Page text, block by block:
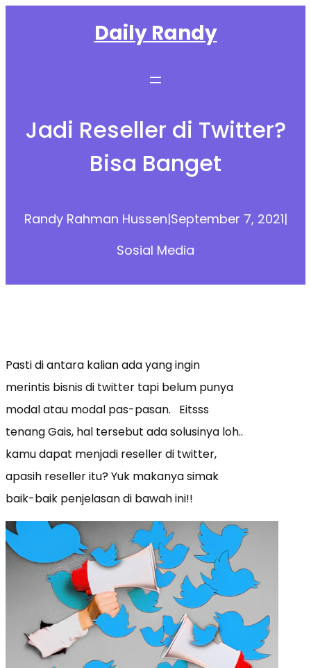
Daily Randy
Jadi Reseller di Twitter?
Bisa Banget
Randy Rahman Hussen|September 7, 2021|
Sosial Media
Pasti di antara kalian ada yang ingin
merintis bisnis di twitter tapi belum punya
modal atau modal pas-pasan. Eitsss
tenang Gais, hal tersebut ada solusinya loh..
kamu dapat menjadi reseller di twitter,
apasih reseller itu? Yuk makanya simak
baik-baik penjelasan di bawah ini!!